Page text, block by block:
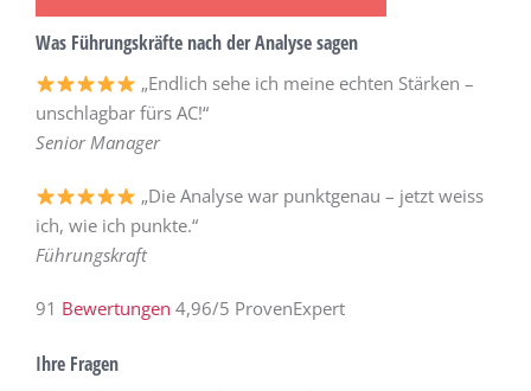
Was Führungskräfte nach der Analyse sagen
„Endlich sehe ich meine echten Stärken –
unschlagbar fürs AC!“
Senior Manager
„Die Analyse war punktgenau – jetzt weiss
ich, wie ich punkte.“
Führungskraft
91 Bewertungen 4,96/5 ProvenExpert
Ihre Fragen